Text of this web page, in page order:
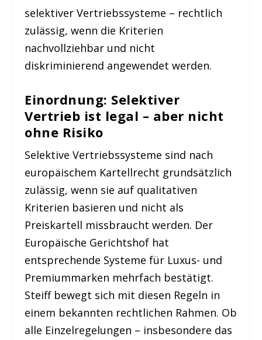
selektiver Vertriebssysteme – rechtlich
zulässig, wenn die Kriterien
nachvollziehbar und nicht
diskriminierend angewendet werden.
Einordnung: Selektiver
Vertrieb ist legal – aber nicht
ohne Risiko
Selektive Vertriebssysteme sind nach
europäischem Kartellrecht grundsätzlich
zulässig, wenn sie auf qualitativen
Kriterien basieren und nicht als
Preiskartell missbraucht werden. Der
Europäische Gerichtshof hat
entsprechende Systeme für Luxus- und
Premiummarken mehrfach bestätigt.
Steiff bewegt sich mit diesen Regeln in
einem bekannten rechtlichen Rahmen. Ob
alle Einzelregelungen – insbesondere das